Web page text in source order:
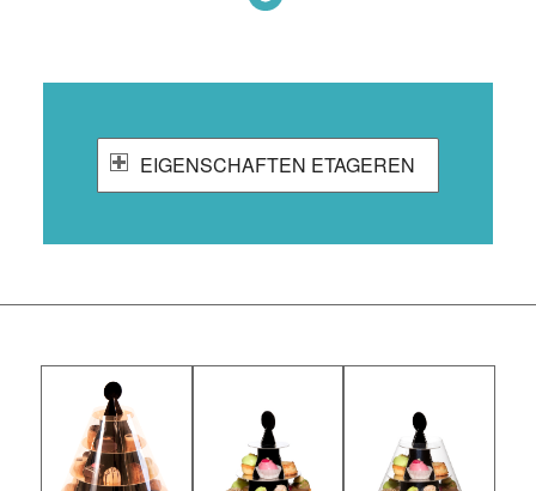
EIGENSCHAFTEN ETAGEREN